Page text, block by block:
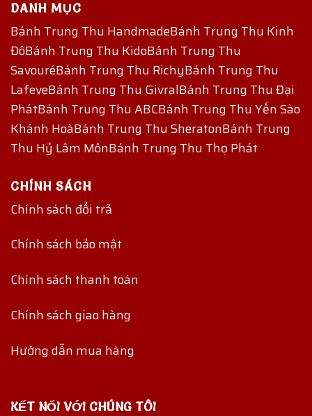
DANH MỤC
Bánh Trung Thu HandmadeBánh Trung Thu Kinh
ĐôBánh Trung Thu KidoBánh Trung Thu
SavouréBánh Trung Thu RichyBánh Trung Thu
LafeveBánh Trung Thu GivralBánh Trung Thu Đại
PhátBánh Trung Thu ABCBánh Trung Thu Yến Sào
Khánh HoàBánh Trung Thu SheratonBánh Trung
Thu Hỷ Lâm MônBánh Trung Thu Thọ Phát
CHÍNH SÁCH
Chính sách đổi trả
Chính sách bảo mật
Chính sách thanh toán
Chính sách giao hàng
Hướng dẫn mua hàng
KẾT NỐI VỚI CHÚNG TÔI